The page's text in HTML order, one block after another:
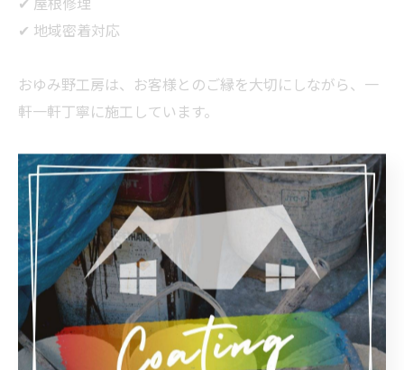
✔ 地域密着対応
おゆみ野工房は、お客様とのご縁を大切にしながら、一
軒一軒丁寧に施工しています。
ご自宅の工事についてご質問、お見積りなどはいつでも
お気軽にお問い合わせください📞💬✉️HP内のLINE
http://oyumino-koubou.com
#千葉市屋根塗装
#千葉市外壁塗装
#地域密着
#雨漏り診断